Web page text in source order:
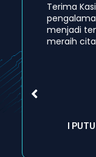
I
Terima
menjadi
meraih